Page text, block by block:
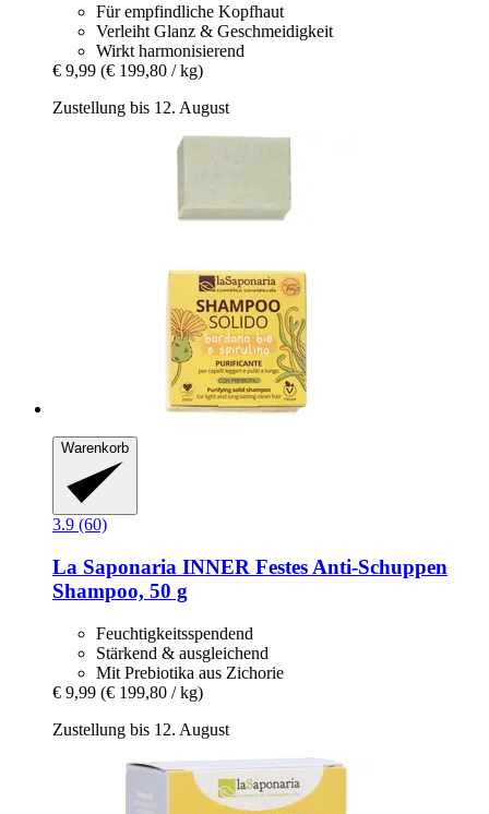
Für empfindliche Kopfhaut
Verleiht Glanz & Geschmeidigkeit
Wirkt harmonisierend
€ 9,99 (€ 199,80 / kg)
Zustellung bis 12. August
Warenkorb
3.9 (60)
La Saponaria INNER Festes Anti-​Schuppen
Shampoo, 50 g
Feuchtigkeitsspendend
Stärkend & ausgleichend
Mit Prebiotika aus Zichorie
€ 9,99 (€ 199,80 / kg)
Zustellung bis 12. August